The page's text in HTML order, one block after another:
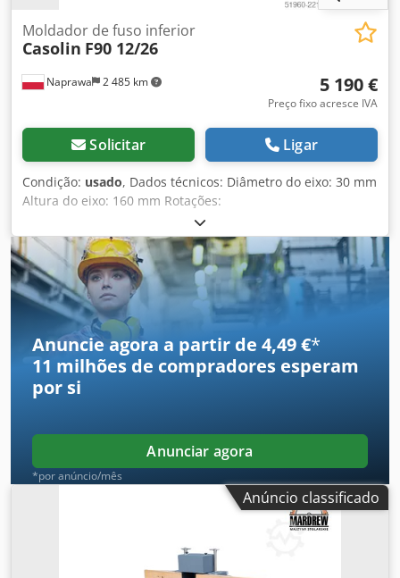
Naprawa 2 485 km
Moldador de fuso inferior
Casolin F90 12/26
5 190 €
Preço fixo acresce IVA
Solicitar Ligar
Condição: usado, Dados técnicos: Diâmetro do eixo: 30 mm
Altura do eixo: 160 mm Rotações:
3000/4500/6000/8000/10000 rpm Regulação manual da
altura do eixo Bloqueio do eixo Dimensões da mesa de
trabalho: 2570x840/1120x1670 mm Braços da guia
ajustáveis Potência do motor: 4 kW Cedszd Efkepfx Ad Rsrf
Alimentação: 400 V Dimensões totais: Comprimento: 2570
mm Largura: 840/1120 mm Altura: 1670 mm
Anuncie agora a partir de 4,49 €*
11 milhões de compradores esperam
por si
Anunciar agora
*por anúncio/mês
Anúncio classificado